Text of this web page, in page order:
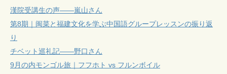
漢院受講生の声——嵐山さん
第8期｜闽菜と福建文化を学ぶ中国語グループレッスンの振り返
り
チベット巡礼記——野口さん
9月の内モンゴル旅｜フフホト vs フルンボイル